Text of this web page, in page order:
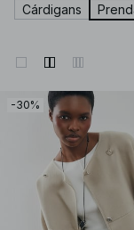
Cárdigans
-30%